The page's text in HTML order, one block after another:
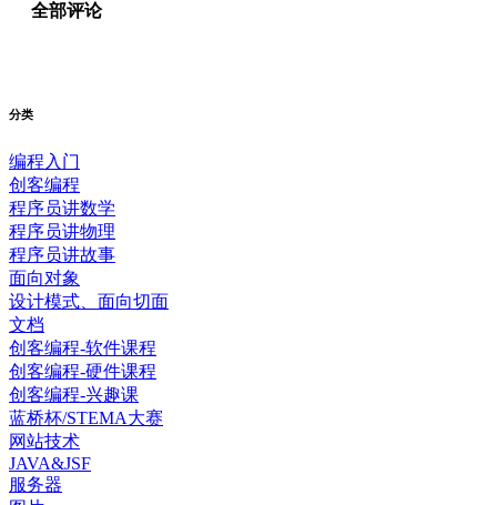
全部评论
分类
编程入门
创客编程
程序员讲数学
程序员讲物理
程序员讲故事
面向对象
设计模式、面向切面
文档
创客编程-软件课程
创客编程-硬件课程
创客编程-兴趣课
蓝桥杯/STEMA大赛
网站技术
JAVA&JSF
服务器